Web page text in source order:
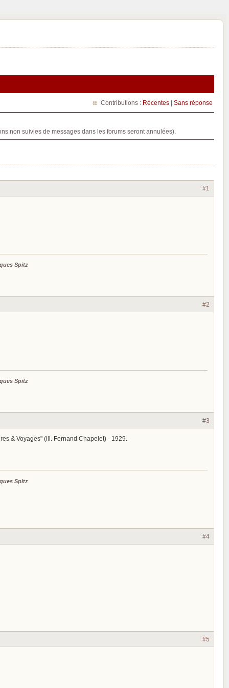
Contributions : Récentes | Sans réponse
non suivies de messages dans les forums seront annulées).
#1
Spitz
#2
Spitz
#3
& Voyages" (ill. Fernand Chapelet) - 1929.
Spitz
#4
#5